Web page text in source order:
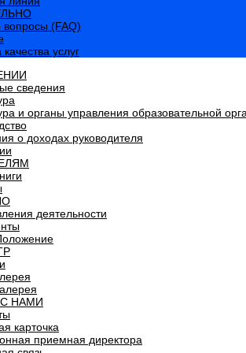
вопросы (FAQ)
услуг
сведения
и органы управления образовательной
о доходах руководителя
деятельности
НАМИ
карточка
приемная директора